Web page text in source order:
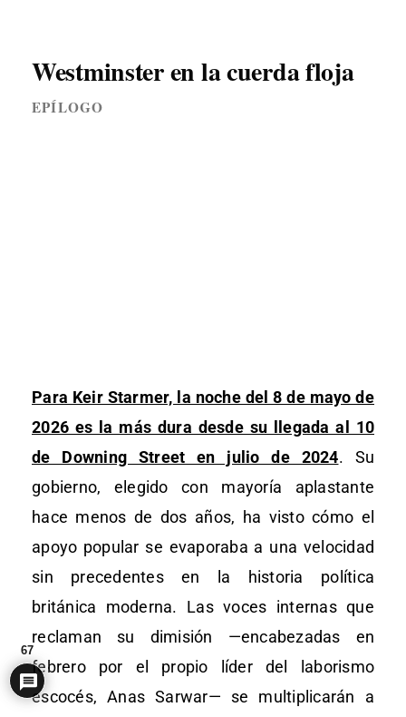
Westminster en la cuerda floja
EPÍLOGO
Para Keir Starmer, la noche del 8 de mayo de
2026 es la más dura desde su llegada al 10
de Downing Street en julio de 2024. Su
gobierno, elegido con mayoría aplastante
hace menos de dos años, ha visto cómo el
apoyo popular se evaporaba a una velocidad
sin precedentes en la historia política
británica moderna. Las voces internas que
reclaman su dimisión —encabezadas en
febrero por el propio líder del laborismo
escocés, Anas Sarwar— se multiplicarán a
67